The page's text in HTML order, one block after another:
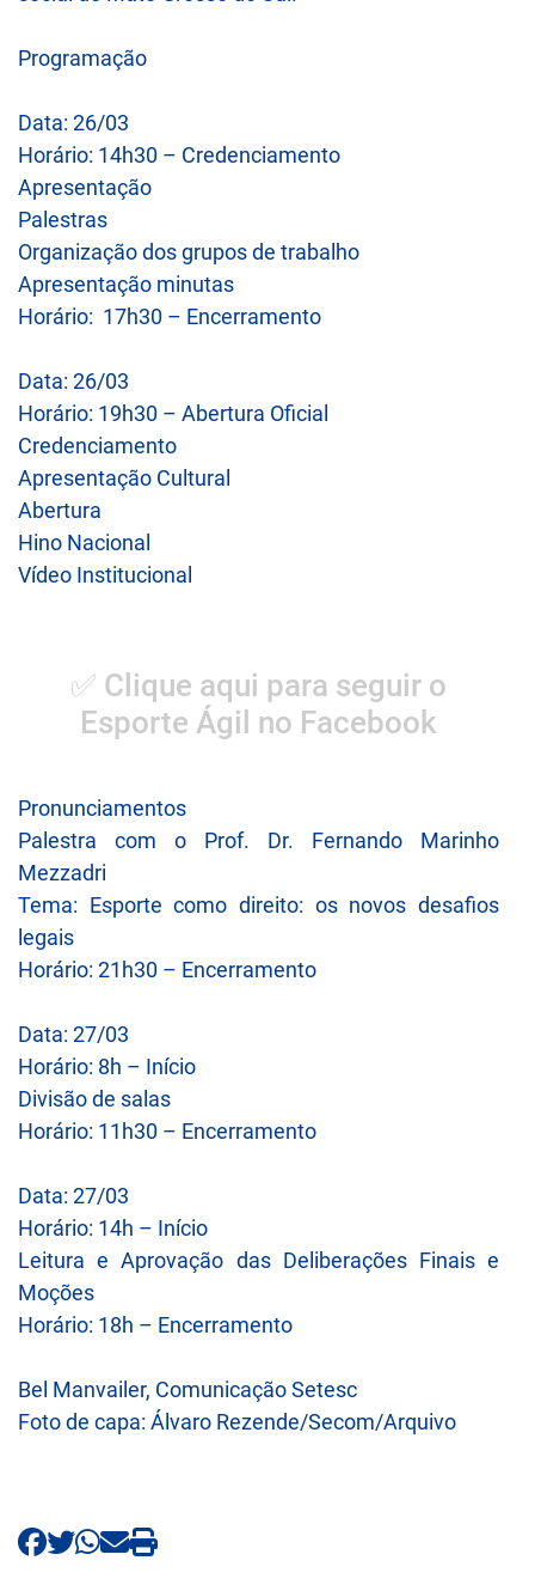
Programação
Data: 26/03
Horário: 14h30 – Credenciamento
Apresentação
Palestras
Organização dos grupos de trabalho
Apresentação minutas
Horário: 17h30 – Encerramento
Data: 26/03
Horário: 19h30 – Abertura Oficial
Credenciamento
Apresentação Cultural
Abertura
Hino Nacional
Vídeo Institucional
✅ Clique aqui para seguir o
Esporte Ágil no Facebook
Pronunciamentos
Palestra com o Prof. Dr. Fernando Marinho
Mezzadri
Tema: Esporte como direito: os novos desafios
legais
Horário: 21h30 – Encerramento
Data: 27/03
Horário: 8h – Início
Divisão de salas
Horário: 11h30 – Encerramento
Data: 27/03
Horário: 14h – Início
Leitura e Aprovação das Deliberações Finais e
Moções
Horário: 18h – Encerramento
Bel Manvailer, Comunicação Setesc
Foto de capa: Álvaro Rezende/Secom/Arquivo